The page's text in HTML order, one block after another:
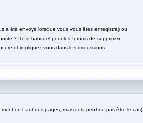
a été envoyé lorsque vous vous êtes enregistré) ou
? Il est habituel pour les forums de supprimer
et impliquez-vous dans les discussions.
en haut des pages, mais cela peut ne pas être le cas).